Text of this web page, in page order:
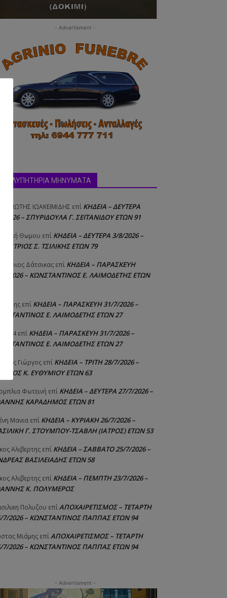
- Advertisment -
ΜΗΝΥΜΑΤΑ
IΩΑΚΕΙΜΙΔΗΣ επί ΚΗΔΕΙΑ – ΔΕΥΤΕΡΑ
2026 – ΣΠΥΡΙΔΟΥΛΑ Γ. ΣΕΪΤΑΝΙΔΟΥ ΕΤΩΝ 91
Θωμου επί ΚΗΔΕΙΑ – ΔΕΥΤΕΡΑ 3/8/2026 –
Σ. ΤΣΙΛΙΚΗΣ ΕΤΩΝ 79
Δάτσικας επί ΚΗΔΕΙΑ – ΠΑΡΑΣΚΕΥΗ
7/2026 – ΚΩΝΣΤΑΝΤΙΝΟΣ Ε. ΛΑΙΜΟΔΕΤΗΣ ΕΤΩΝ
επί ΚΗΔΕΙΑ – ΠΑΡΑΣΚΕΥΗ 31/7/2026 –
Ε. ΛΑΙΜΟΔΕΤΗΣ ΕΤΩΝ 27
επί ΚΗΔΕΙΑ – ΠΑΡΑΣΚΕΥΗ 31/7/2026 –
Ε. ΛΑΙΜΟΔΕΤΗΣ ΕΤΩΝ 27
Γιώργος επί ΚΗΔΕΙΑ – ΤΡΙΤΗ 28/7/2026 –
Κ. ΕΥΘΥΜΙΟΥ ΕΤΩΝ 63
Φωτεινή επί ΚΗΔΕΙΑ – ΔΕΥΤΕΡΑ 27/7/2026 –
ΚΑΡΑΔΗΜΟΣ ΕΤΩΝ 81
Μανια επί ΚΗΔΕΙΑ – ΚΥΡΙΑΚΗ 26/7/2026 –
Γ. ΣΤΟΥΜΠΟΥ-ΤΣΑΒΛΗ (ΙΑΤΡΟΣ) ΕΤΩΝ 53
Αλιβερτης επί ΚΗΔΕΙΑ – ΣΑΒΒΑΤΟ 25/7/2026 –
ΒΑΣΙΛΕΙΑΔΗΣ ΕΤΩΝ 58
Αλιβερτης επί ΚΗΔΕΙΑ – ΠΕΜΠΤΗ 23/7/2026 –
Κ. ΠΟΛΥΜΕΡΟΣ
Πολυζου επίΑΠΟΧΑΙΡΕΤΙΣΜΟΣ – ΤΕΤΑΡΤΗ
7/2026 – ΚΩΝΣΤΑΝΤΙΝΟΣ ΠΑΠΠΑΣ ΕΤΩΝ 94
Μιάμης επίΑΠΟΧΑΙΡΕΤΙΣΜΟΣ – ΤΕΤΑΡΤΗ
7/2026 – ΚΩΝΣΤΑΝΤΙΝΟΣ ΠΑΠΠΑΣ ΕΤΩΝ 94
- Advertisment -